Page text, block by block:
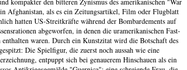
Afghanistan, als es ein Zeitungsartikel, Film oder Flugblatt
hatten US-Streitkräfte während der Bombardements auf
abgeworfen, in denen die uramerikanischen Fast-
waren. Durch ein Kunstzitat wird die Botschaft des
Die Spielfigur, die zuerst noch aussah wie eine
entpuppt sich bei genauerem Hinschauen als ein